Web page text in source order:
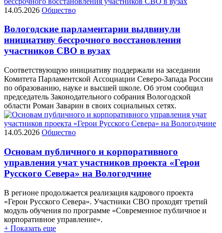
14.05.2026 Общество
Вологодские парламентарии выдвинули
инициативу бессрочного восстановления
участников СВО в вузах
Соответствующую инициативу поддержали на заседании
Комитета Парламентской Ассоциации Северо-Запада России
по образованию, науке и высшей школе. Об этом сообщил
председатель Законодательного собрания Вологодской
области Роман Заварин в своих социальных сетях.
14.05.2026 Общество
Основам публичного и корпоративного
управления учат участников проекта «Герои
Русского Севера» на Вологодчине
В регионе продолжается реализация кадрового проекта
«Герои Русского Севера». Участники СВО проходят третий
модуль обучения по программе «Современное публичное и
корпоративное управление».
+ Показать еще